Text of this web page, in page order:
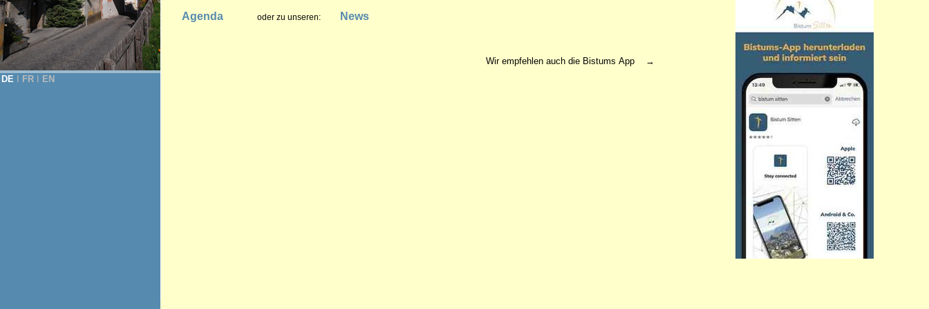
DE FR EN
Agenda oder zu unseren: News
Wir empfehlen auch die Bistums App →